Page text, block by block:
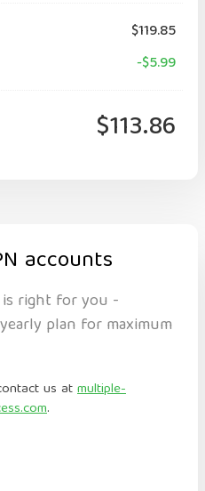
$119.85
-$5.99
$113.86
accounts
right for you -
plan for maximum
us atmultiple-
.